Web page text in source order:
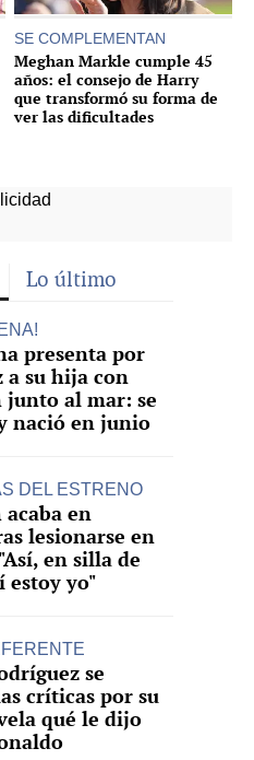
SE COMPLEMENTAN
Meghan Markle cumple 45
años: el consejo de Harry
que transformó su forma de
ver las dificultades
Lo último
presenta por
a su hija con
junto al mar: se
nació en junio
DEL ESTRENO
acaba en
lesionarse en
en silla de
estoy yo"
se
críticas por su
qué le dijo